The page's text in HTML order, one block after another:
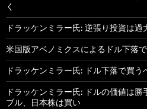
く
ドラッケンミラー氏: 逆張り投資は過
米国版アベノミクスによるドル下落
ドラッケンミラー氏: ドル下落で買
ドラッケンミラー氏: ドルの価値は
ブル、日本株は買い